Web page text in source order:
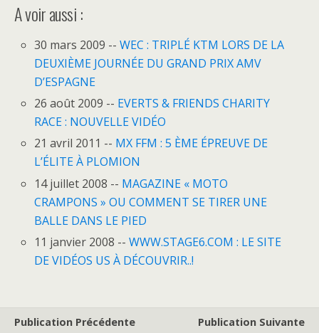
A voir aussi :
30 mars 2009 --WEC : TRIPLÉ KTM LORS DE LA
DEUXIÈME JOURNÉE DU GRAND PRIX AMV
D’ESPAGNE
26 août 2009 -- EVERTS & FRIENDS CHARITY
RACE : NOUVELLE VIDÉO
21 avril 2011 -- MX FFM : 5 ÈME ÉPREUVE DE
L’ÉLITE À PLOMION
14 juillet 2008 -- MAGAZINE « MOTO
CRAMPONS » OU COMMENT SE TIRER UNE
BALLE DANS LE PIED
11 janvier 2008 --WWW.STAGE6.COM : LE SITE
DE VIDÉOS US À DÉCOUVRIR..!
Publication Précédente
Publication Suivante